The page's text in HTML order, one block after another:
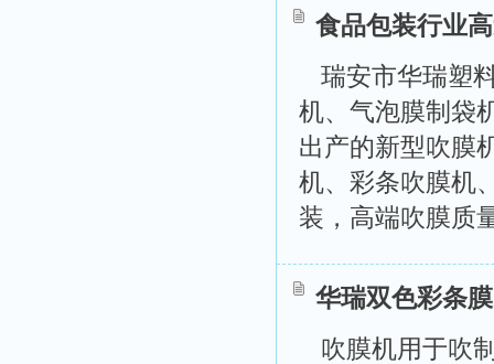
食品包装行业
瑞安市华瑞塑
机、气泡膜制袋
出产的新型吹膜
机、彩条吹膜机
装，高端吹膜质
华瑞双色彩条
吹膜机用于吹